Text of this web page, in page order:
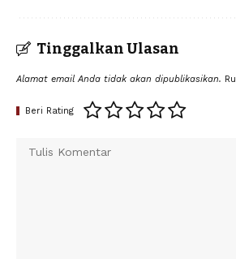
Tinggalkan Ulasan
Alamat email Anda tidak akan dipublikasikan.
Beri Rating